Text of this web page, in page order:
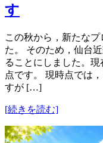
す
この秋から，新たな
た。 そのため，仙台
ることにしました。
点です。 現時点では
すが […]
[続きを読む]